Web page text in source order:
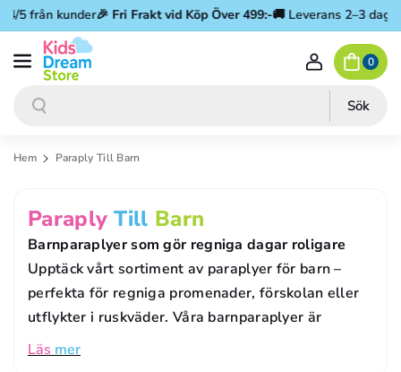
Gå vidare till innehåll
5 från kunder🎉Fri Frakt vid Köp Över 499:-🚚 Leverans 2–3 dagar
Sök Sök
0
Hem Paraply Till Barn
P
R
O
D
U
K
Paraply Till Barn
Barnparaplyer som gör regniga dagar roligare
Upptäck vårt sortiment av paraplyer för barn –
perfekta för regniga promenader, förskolan eller
utflykter i ruskväder. Våra barnparaplyer är
Läs mer